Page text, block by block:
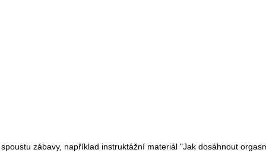
zábavy, například instruktážní materiál "Jak dosáhnout